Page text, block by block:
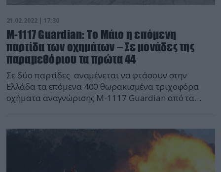
21.02.2022 | 17:30
Μ-1117 Guardian: Το Μάιο η επόμενη
παρτίδα των οχημάτων – Σε μονάδες της
παραμεθόριου τα πρώτα 44
Σε δύο παρτίδες αναμένεται να φτάσουν στην
Ελλάδα τα επόμενα 400 θωρακισμένα τριχοφόρα
οχήματα αναγνώρισης Μ-1117 Guardian από τα
ενώ τα υπόλοιπα 250 ένα μήνα αργότερα. Οι
παραδόσεις θα συνεχιστούν και το 2023 ώστε να
παραληφθούν και τα υπόλοιπα […]